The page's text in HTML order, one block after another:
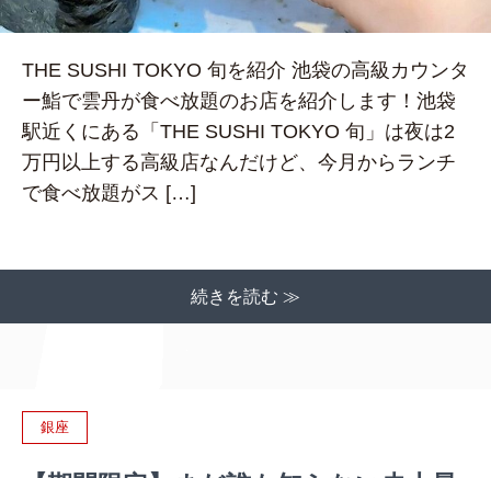
THE SUSHI TOKYO 旬を紹介 池袋の高級カウンタ
ー鮨で雲丹が食べ放題のお店を紹介します！池袋
駅近くにある「THE SUSHI TOKYO 旬」は夜は2
万円以上する高級店なんだけど、今月からランチ
で食べ放題がス […]
続きを読む ≫
銀座